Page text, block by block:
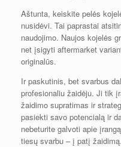
Aštunta, keiskite pelės
nusidėvi. Tai paprastai
naudojimo. Naujos kojelės
net įsigyti aftermarket
originalūs.
Ir paskutinis, bet svarbus
profesionaliu žaidėju. Ji tik
žaidimo supratimas ir
pasiekti savo potencialą ir
nebeturite galvoti apie
tiesų svarbu – į patį žaidimą.